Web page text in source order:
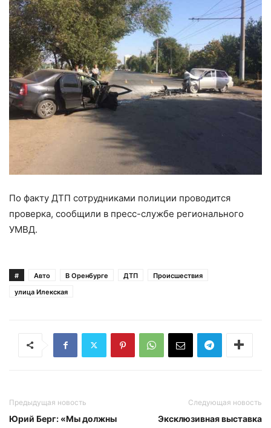
По факту ДТП сотрудниками полиции проводится
проверка, сообщили в пресс-службе регионального
УМВД.
# Авто В Оренбурге ДТП
Происшествия
улица Илекская
Предыдущая новость
Юрий Берг: «Мы должны
Следующая новость
Эксклюзивная выставка